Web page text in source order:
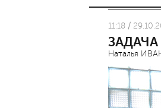
11:18 /
Наталья